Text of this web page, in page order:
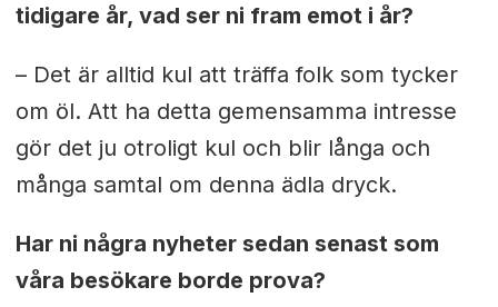
tidigare år, vad ser ni fram emot i år?
– Det är alltid kul att träffa folk som tycker
om öl. Att ha detta gemensamma intresse
gör det ju otroligt kul och blir långa och
många samtal om denna ädla dryck.
Har ni några nyheter sedan senast som
våra besökare borde prova?